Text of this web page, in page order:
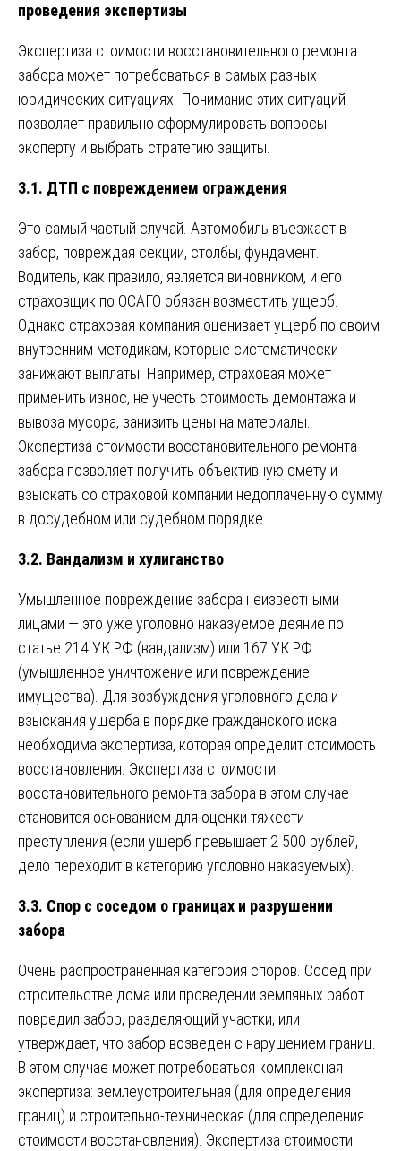
проведения экспертизы
Экспертиза стоимости восстановительного ремонта
забора может потребоваться в самых разных
юридических ситуациях. Понимание этих ситуаций
позволяет правильно сформулировать вопросы
эксперту и выбрать стратегию защиты.
3.1. ДТП с повреждением ограждения
Это самый частый случай. Автомобиль въезжает в
забор, повреждая секции, столбы, фундамент.
Водитель, как правило, является виновником, и его
страховщик по ОСАГО обязан возместить ущерб.
Однако страховая компания оценивает ущерб по своим
внутренним методикам, которые систематически
занижают выплаты. Например, страховая может
применить износ, не учесть стоимость демонтажа и
вывоза мусора, занизить цены на материалы.
Экспертиза стоимости восстановительного ремонта
забора позволяет получить объективную смету и
взыскать со страховой компании недоплаченную сумму
в досудебном или судебном порядке.
3.2. Вандализм и хулиганство
Умышленное повреждение забора неизвестными
лицами — это уже уголовно наказуемое деяние по
статье 214 УК РФ (вандализм) или 167 УК РФ
(умышленное уничтожение или повреждение
имущества). Для возбуждения уголовного дела и
взыскания ущерба в порядке гражданского иска
необходима экспертиза, которая определит стоимость
восстановления. Экспертиза стоимости
восстановительного ремонта забора в этом случае
становится основанием для оценки тяжести
преступления (если ущерб превышает 2 500 рублей,
дело переходит в категорию уголовно наказуемых).
3.3. Спор с соседом о границах и разрушении
забора
Очень распространенная категория споров. Сосед при
строительстве дома или проведении земляных работ
повредил забор, разделяющий участки, или
утверждает, что забор возведен с нарушением границ.
В этом случае может потребоваться комплексная
экспертиза: землеустроительная (для определения
границ) и строительно-техническая (для определения
стоимости восстановления). Экспертиза стоимости